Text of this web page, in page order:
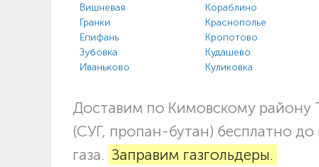
Вишневая
Гранки
Епифань
Зубовка
Иваньково
Кораблино
Краснополье
Кропотово
Кудашево
Куликовка
Доставим по Кимовскому району
(СУГ, пропан-бутан) бесплатно
газа. Заправим газгольдеры.